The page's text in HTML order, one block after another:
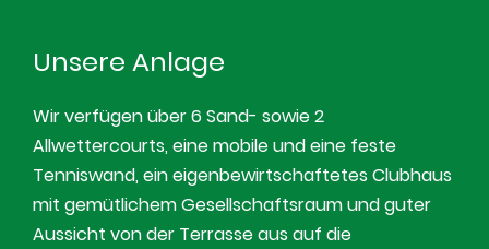
Unsere Anlage
Wir verfügen über 6 Sand- sowie 2
Allwettercourts, eine mobile und eine feste
Tenniswand, ein eigenbewirtschaftetes Clubhaus
mit gemütlichem Gesellschaftsraum und guter
Aussicht von der Terrasse aus auf die